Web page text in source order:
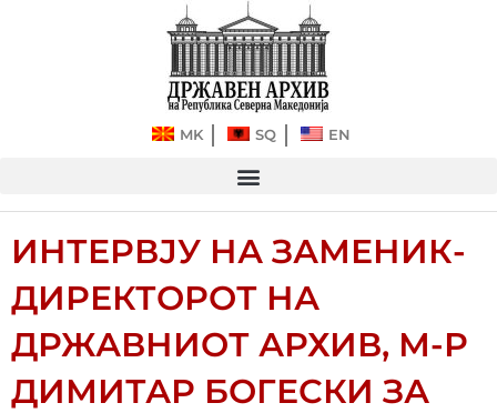
MK SQ EN
ИНТЕРВЈУ НА ЗАМЕНИК-
ДИРЕКТОРОТ НА
ДРЖАВНИОТ АРХИВ, М-Р
ДИМИТАР БОГЕСКИ ЗА